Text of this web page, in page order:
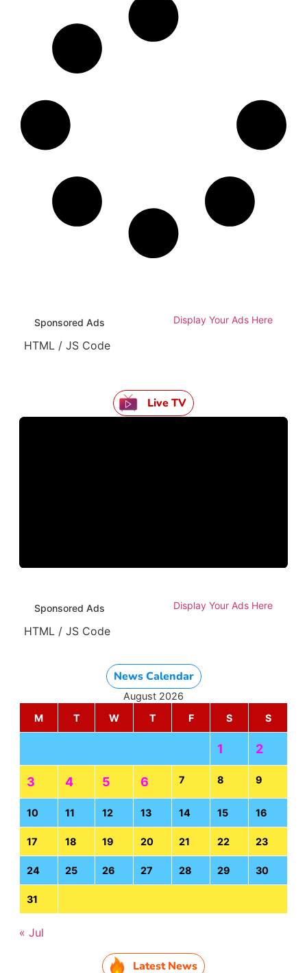
Sponsored Ads Display Your Ads Here
HTML / JS Code
Live TV
Sponsored Ads Display Your Ads Here
HTML / JS Code
News Calendar
August 2026
M
T W T F S S
1 2
3 4 5 6 7 8 9
10 11 12 13 14 15 16
17 18 19 20 21 22 23
24 25 26 27 28 29 30
31
« Jul
Latest News